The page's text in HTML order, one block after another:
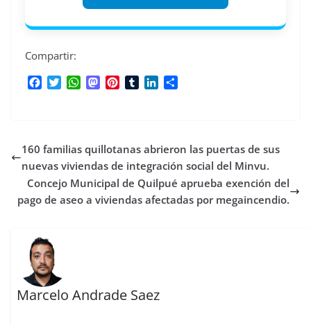
Compartir:
o
o
k
e
r
W
A
p
p
M
d
o
n
r
e
s
r
d
I
n
r
t
r
160 familias quillotanas abrieron las puertas de sus
nuevas viviendas de integración social del Minvu.
Concejo Municipal de Quilpué aprueba exención del
pago de aseo a viviendas afectadas por megaincendio.
Marcelo Andrade Saez